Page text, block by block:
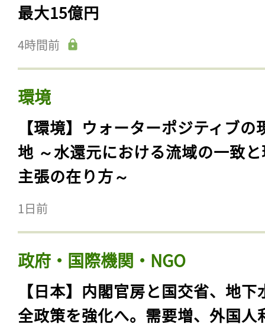
最大15億円
4時間前
環境
【環境】ウォーターポジティブの
地 ～水還元における流域の一致
主張の在り方～
1日前
政府・国際機関・NGO
【日本】内閣官房と国交省、地下
全政策を強化へ。需要増、外国人